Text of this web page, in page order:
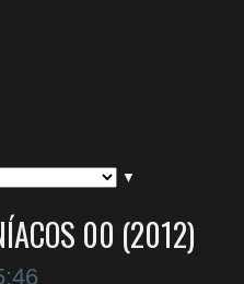
▼
00 (2012)